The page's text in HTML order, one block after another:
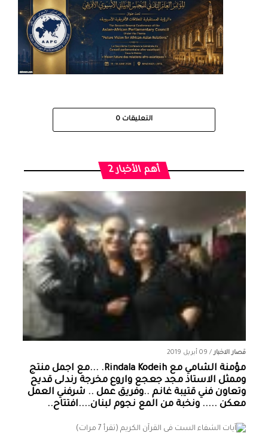
التعليقات 0
أهم الأخبار 2
قصار الاخبار/ 09 أبريل 2019
مؤمنة الشامي‏ مع ‏‎Rindala Kodeih‎‏. ...مع اجمل منتج
وممثل الاستاذ مجد جعجع واروع مخرجة رندلى قديح
وتعاون فني قتيبة غانم ..وفريق عمل .. شرفني العمل
معكن ..... ونخبة من المع نجوم لبنان....افتتاح..